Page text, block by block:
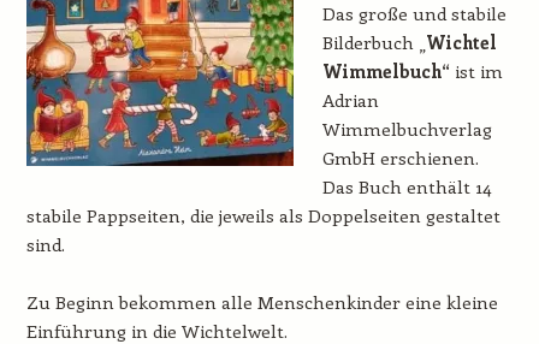
Das große und stabile
Bilderbuch „ Wichtel
Wimmelbuch“ ist im
Adrian
Wimmelbuchverlag
GmbH erschienen.
Das Buch enthält 14
stabile Pappseiten, die jeweils als Doppelseiten gestaltet
sind.
Zu Beginn bekommen alle Menschenkinder eine kleine
Einführung in die Wichtelwelt.